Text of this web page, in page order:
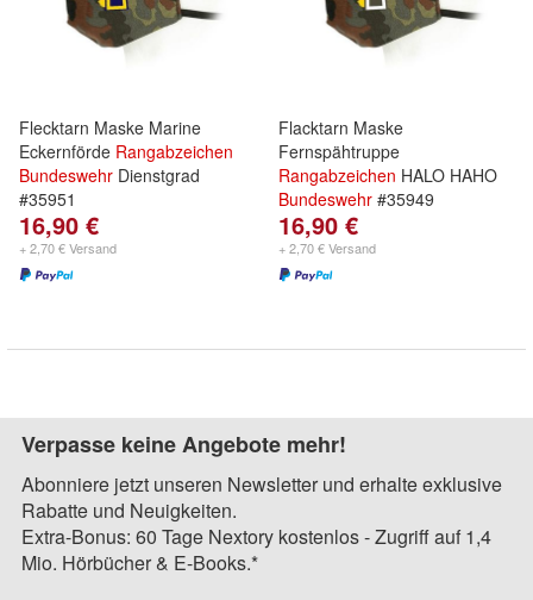
Flecktarn Maske Marine
Eckernförde Rangabzeichen
Bundeswehr Dienstgrad
#35951
16,90 €
+ 2,70 € Versand
Flacktarn Maske
Fernspähtruppe
Rangabzeichen HALO HAHO
Bundeswehr #35949
16,90 €
+ 2,70 € Versand
Verpasse keine Angebote mehr!
Abonniere jetzt unseren Newsletter und erhalte exklusive
Rabatte und Neuigkeiten.
Extra-Bonus: 60 Tage Nextory kostenlos - Zugriff auf 1,4
Mio. Hörbücher & E-Books.*